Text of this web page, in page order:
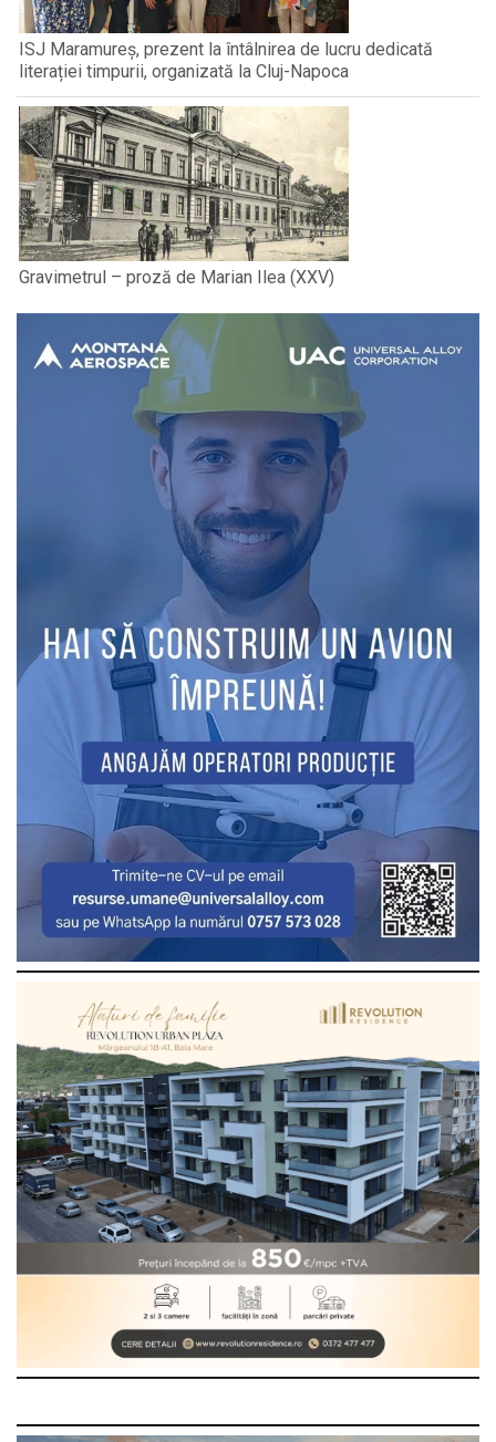
ISJ Maramureș, prezent la întâlnirea de lucru dedicată
literației timpurii, organizată la Cluj-Napoca
Gravimetrul – proză de Marian Ilea (XXV)